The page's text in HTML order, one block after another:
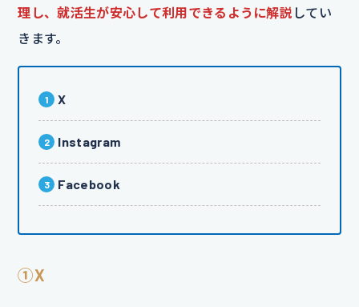
理し、就活生が安心して利用できるように解説 してい
きます。
X
Instagram
Facebook
①X